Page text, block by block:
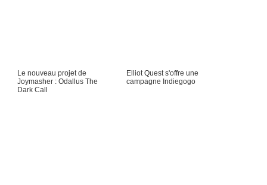
Le nouveau projet de
Joymasher : Odallus The
Dark Call
Elliot Quest s'offre une
campagne Indiegogo